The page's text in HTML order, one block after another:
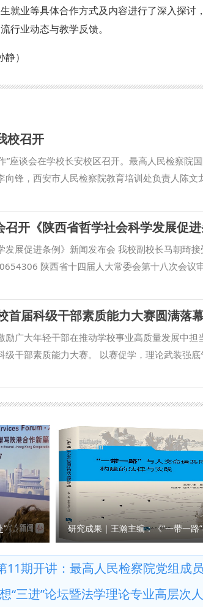
就业等具体合作方式及内容进行了深入探讨
行业动态与教学反馈。
）
校召开
座谈会在学校长安校区召开。最高人民检察院
锋，西安市人民检察院教育培训处负责人陈文
长范九利出席会议并致辞，副校长马朝琦主持
面，近年来，学校与各级检察机关深化交流，
建、检察课题研究、检校人才互派交流、学生
合作局指导下，我校成立的“涉外刑事法治与国
研究、国际刑事司法协助、多语种法律数据库
，依托中心进一步整合全校资源，推动学校专
围绕涉外检察基础性理论和实践难题开展联合
高人民检察院对涉外检察工作高度重视，西北
成绩。涉外刑事法治与国别检察司法研究中心
法典》《刑事诉讼法典》等二十余部法典等，
院院长冯卫国共同签署科研项目委托书 马朝琦
与学科建设处、教务处、科研处、国际交流与合
知识产权学院）、国际法学院（国际仲裁学院
法学院）、外国语学院、图书馆以及涉外刑事
究中心、非洲研究院、北大法宝西安分公司等
法学院 撰稿：高晓伟 审核：孙学龙）
发展促进条例》新闻发布会 我校副校长马朝琦接
陕西省十四届人大常委会第十八次会议
例》），《条例》于9月底正式公布。 日前，西
究中心执行主任、陕西师范大学马克思主义学
条例》，哲学社会科学机构应当加强延安精神
黄河文化、长城文化、关中文化、黄土文化、
的列举，主要依据什么？对于相关研究有哪些
于陕西、彰显于陕西、实践于陕西的中国共产
宣传部梳理并正式公布的第一批中国共产党人
于我省广大社科工作者赓续红色血脉，传承红
学术积淀，坚定信心、鼓足干劲、激发活力、
往开来、扎实工作、锐意进取，不断谱写文化
规定，请问陕西省哲学社会科学研究中心将如
社会科学研究中心由省教育厅、陕西师范大学共
力量，开展有组织的哲学社会科学研究。
上级主管部门要求，紧紧围绕地方经济社会发
精神开展工作；将聚焦陕西社会科学有生力量
影响力，建设服务地方经济社会发展的高端新
，本省加强哲学社会科学科研诚信工作，建立健
体系。您如何看待这一规定？ 袁祖社：学术诚信
届科级干部素质能力大赛圆满落
广大年轻干部在推动学校事业高质量发展中担
干部素质能力大赛。 以赛促学，理论武装强底
级干部开放报名，共有119名科级干部积极报名
要求，大赛设置了应知应会、公文写作和情景
考察科级干部对马克思主义理论和党的路线方针
有关政策文件的熟悉掌握情况。公文写作通过
力和写作能力。通过“线上+线下”相结合的方式
，持续提升业务素质能力，切实将学习成果和
质能力的大练兵，更是思想的大练兵、作风的大
实了业务本领、增强了学习意识。下一步，我
优的责任心，提高干事创业的加速度，力争在
技，擂台比武砺精兵 自大赛启动以来，学校党
积极参与的良好局面。在9月29日—30日举行的
任大赛评委，全程参加了比赛。 比赛现场，
解决思路和具体举措，充分展现了学校科级干部
，最终，李伟弟、刘洋荣获一等奖，崔梁凡等4
”
11期开讲：最高人民检察院党组成
“三进”论坛暨法学理论专业高层次